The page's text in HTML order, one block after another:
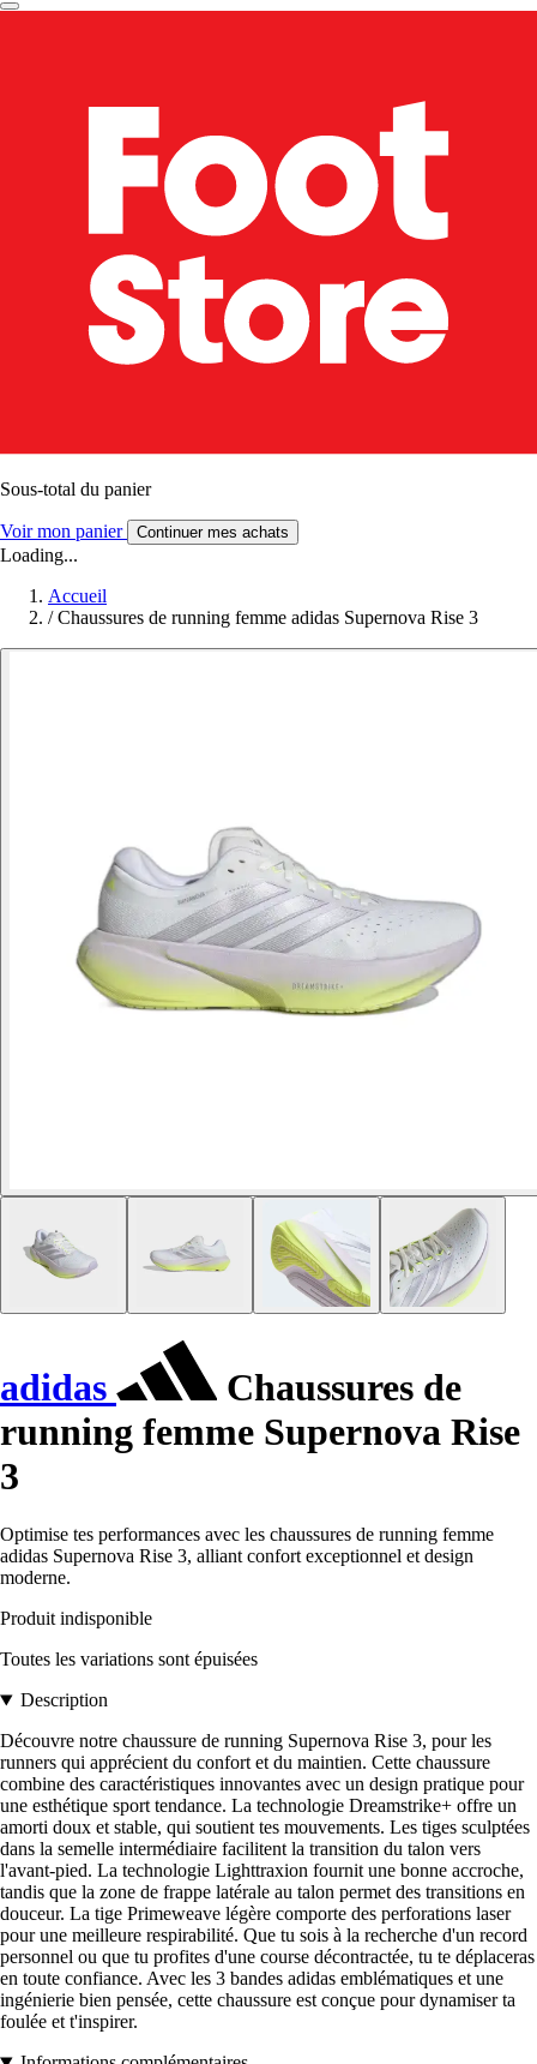
Sous-total du panier
Voir mon panier Continuer mes achats
Loading...
Accueil
/ Chaussures de running femme adidas Supernova Rise 3
adidas
Chaussures de
running femme Supernova Rise
3
Optimise tes performances avec les chaussures de running femme
adidas Supernova Rise 3, alliant confort exceptionnel et design
moderne.
Produit indisponible
Toutes les variations sont épuisées
Description
Découvre notre chaussure de running Supernova Rise 3, pour les
runners qui apprécient du confort et du maintien. Cette chaussure
combine des caractéristiques innovantes avec un design pratique pour
une esthétique sport tendance. La technologie Dreamstrike+ offre un
amorti doux et stable, qui soutient tes mouvements. Les tiges sculptées
dans la semelle intermédiaire facilitent la transition du talon vers
l'avant-pied. La technologie Lighttraxion fournit une bonne accroche,
tandis que la zone de frappe latérale au talon permet des transitions en
douceur. La tige Primeweave légère comporte des perforations laser
pour une meilleure respirabilité. Que tu sois à la recherche d'un record
personnel ou que tu profites d'une course décontractée, tu te déplaceras
en toute confiance. Avec les 3 bandes adidas emblématiques et une
ingénierie bien pensée, cette chaussure est conçue pour dynamiser ta
foulée et t'inspirer.